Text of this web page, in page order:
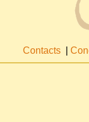
Contacts |